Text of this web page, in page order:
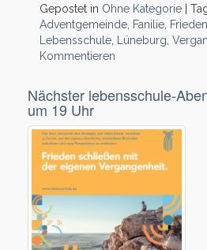
Gepostet in Ohne Kategorie
Adventgemeinde Fanilie
Lebensschule
Lüneburg
Kommentieren
Nächster lebensschule-
um 19 Uhr